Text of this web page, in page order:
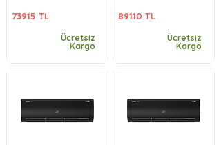
73915 TL
Ücretsiz
Kargo
89110 TL
Ücretsiz
Kargo